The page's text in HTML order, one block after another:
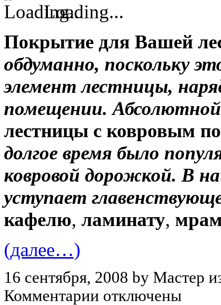
Loading...
Покрытие для Вашей
обдуманно, поскольку
элемент лестницы,
помещении.
лестницы с ковровым
долгое время было
ковровой дорожкой. В
уступает
кафелю, ламинату,
(далее…)
16 сентября, 2008 by Мастер
Комментарии отключены